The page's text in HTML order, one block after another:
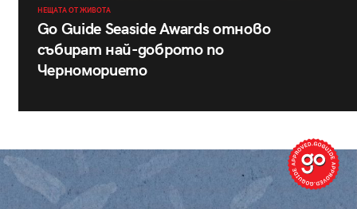
НЕЩАТА ОТ ЖИВОТА
Go Guide Seaside Awards отново
събират най-доброто по
Черноморието